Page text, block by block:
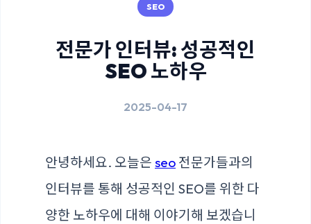
SEO
전문가 인터뷰: 성공적인
SEO 노하우
2025-04-17
안녕하세요. 오늘은 seo 전문가들과의
인터뷰를 통해 성공적인 SEO를 위한 다
양한 노하우에 대해 이야기해 보겠습니